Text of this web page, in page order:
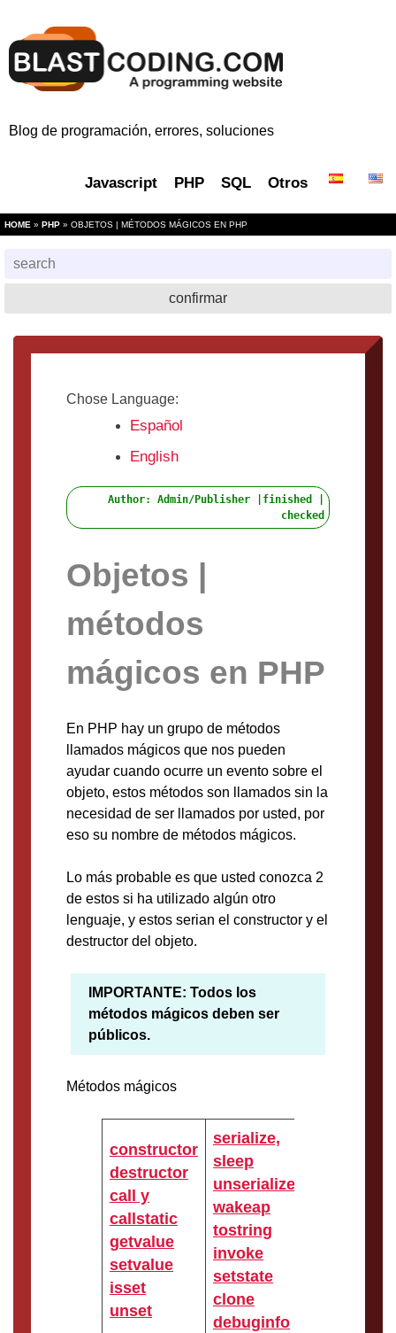
Blog de programación, errores, soluciones
Javascript PHP SQL Otros
HOME » PHP » OBJETOS | MÉTODOS MÁGICOS EN PHP
Chose Language:
Español
English
Author: Admin/Publisher |finished |
checked
Objetos |
métodos
mágicos en PHP
En PHP hay un grupo de métodos
llamados mágicos que nos pueden
ayudar cuando ocurre un evento sobre el
objeto, estos métodos son llamados sin la
necesidad de ser llamados por usted, por
eso su nombre de métodos mágicos.
Lo más probable es que usted conozca 2
de estos si ha utilizado algún otro
lenguaje, y estos serian el constructor y el
destructor del objeto.
IMPORTANTE: Todos los
métodos mágicos deben ser
públicos.
Métodos mágicos
constructor
destructor
call y
callstatic
getvalue
setvalue
isset
unset
serialize,
sleep
unserialize,
wakeap
tostring
invoke
setstate
clone
debuginfo